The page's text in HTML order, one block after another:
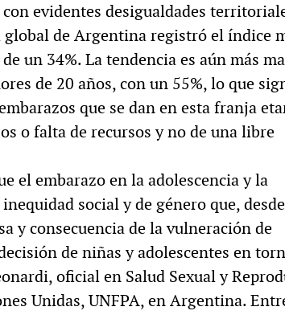
evidentes desigualdades
de Argentina registró el índice
un 34%. La tendencia es aún más
de 20 años, con un 55%, lo que
que se dan en esta franja
o falta de recursos y no de una libre
el embarazo en la adolescencia y la
social y de género que,
y consecuencia de la vulneración de
de niñas y adolescentes en
oficial en Salud Sexual y
Unidas, UNFPA, en Argentina.